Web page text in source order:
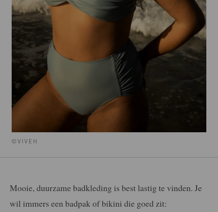
©VIVEH
Mooie, duurzame badkleding is best lastig te vinden. Je
wil immers een badpak of bikini die goed zit: